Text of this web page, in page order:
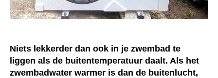
Niets lekkerder dan ook in je zwembad te
liggen als de buitentemperatuur daalt. Als het
zwembadwater warmer is dan de buitenlucht,